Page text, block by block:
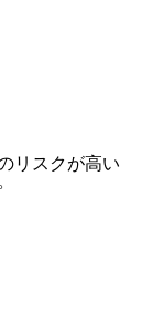
リスクが高い